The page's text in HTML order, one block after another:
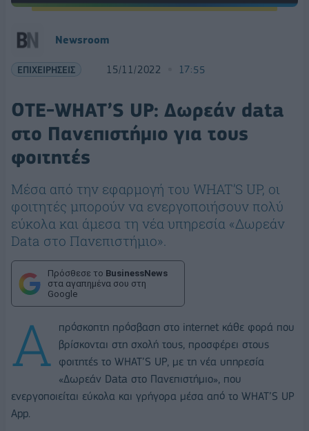
Newsroom
ΕΠΙΧΕΙΡΗΣΕΙΣ 15/11/2022 17:55
ΟΤΕ-WHAT’S UP: Δωρεάν data
στο Πανεπιστήμιο για τους
φοιτητές
Μέσα από την εφαρμογή του WHAT’S UP, οι
φοιτητές μπορούν να ενεργοποιήσουν πολύ
εύκολα και άμεσα τη νέα υπηρεσία «Δωρεάν
Data στο Πανεπιστήμιο».
Πρόσθεσε το BusinessNews
στα αγαπημένα σου στη
Google
Α
πρόσκοπτη πρόσβαση στο internet κάθε φορά που
βρίσκονται στη σχολή τους, προσφέρει στους
φοιτητές το WHAT’S UP, με τη νέα υπηρεσία
«Δωρεάν Data στο Πανεπιστήμιο», που
ενεργοποιείται εύκολα και γρήγορα μέσα από το WHAT’S UP
App.